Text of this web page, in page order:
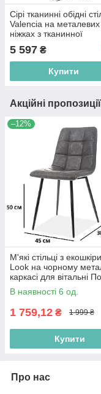
Сірі тканинні обідні
Valencia на металевих
ніжках з тканинної
5 597 ₴
Купити
Акційні
–12%
М'які стільці з екошкіри
Look на чорному
каркасі для вітальні
В наявності 6 од.
1 759,12 ₴ 1 999 ₴
Купити
Про нас